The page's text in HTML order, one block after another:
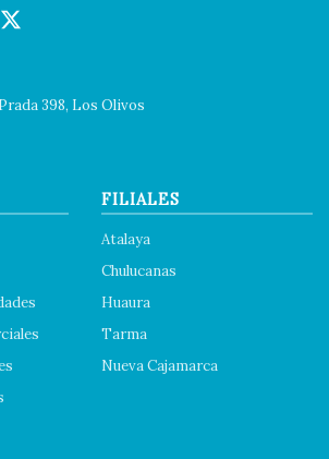
398, Los Olivos
FILIALES
Atalaya
Chulucanas
Huaura
Tarma
Nueva Cajamarca